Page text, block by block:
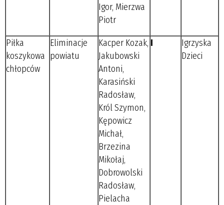
Igor, Mierzwa
Piotr
Piłka
koszykowa
chłopców
Eliminacje
powiatu
Kacper Kozak,
Jakubowski
Antoni,
Karasiński
Radosław,
Król Szymon,
Kępowicz
Michał,
Brzezina
Mikołaj,
Dobrowolski
Radosław,
Pielacha
I
Igrzyska
Dzieci